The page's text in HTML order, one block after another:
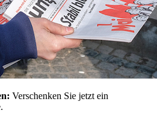
Verschenken Sie jetzt ein